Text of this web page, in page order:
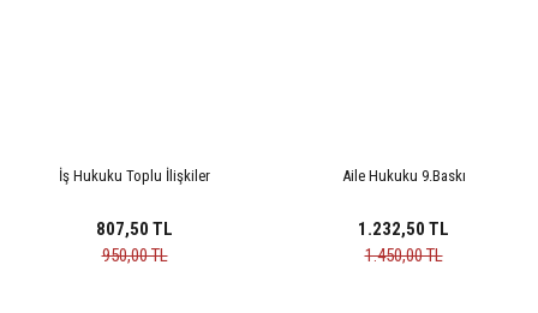
İş Hukuku Toplu İlişkiler
807,50 TL
950,00 TL
Aile Hukuku 9.Baskı
1.232,50 TL
1.450,00 TL